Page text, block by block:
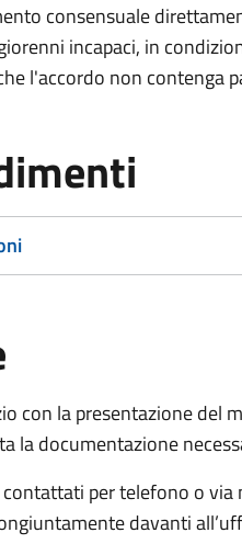
consensuale
incapaci, in
l'accordo non contenga
con la presentazione del
la documentazione
per telefono o via
davanti